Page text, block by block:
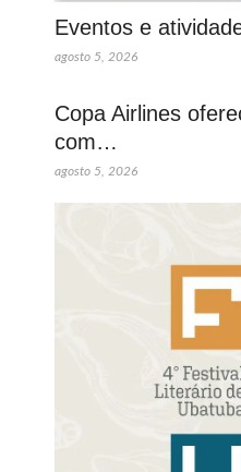
Eventos e
agosto 5, 2026
Copa Airlines
com…
agosto 5, 2026